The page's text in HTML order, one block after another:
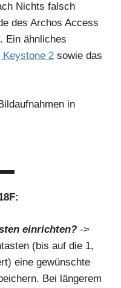
Nichts falsch
des Archos Access
Ein ähnliches
Keystone 2 sowie das
in
einrichten? ->
(bis auf die 1,
eine gewünschte
Bei längerem